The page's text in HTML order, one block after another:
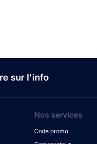
sur l'info
Nos services
Code promo